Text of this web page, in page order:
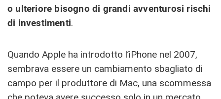
o ulteriore bisogno di grandi avventurosi rischi
di investimenti.
Quando Apple ha introdotto l’iPhone nel 2007,
sembrava essere un cambiamento sbagliato di
campo per il produttore di Mac, una scommessa